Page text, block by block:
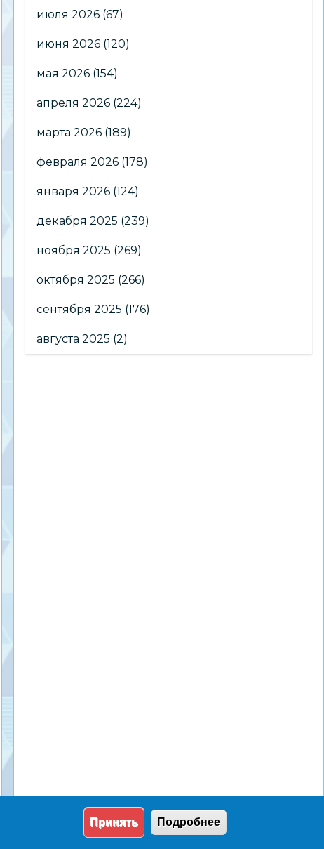
июля 2026 (67)
июня 2026 (120)
мая 2026 (154)
апреля 2026 (224)
марта 2026 (189)
февраля 2026 (178)
января 2026 (124)
декабря 2025 (239)
ноября 2025 (269)
октября 2025 (266)
сентября 2025 (176)
августа 2025 (2)
Принять Подробнее